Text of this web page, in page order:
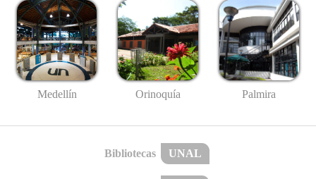
Medellín Orinoquía Palmira
Bibliotecas UNAL